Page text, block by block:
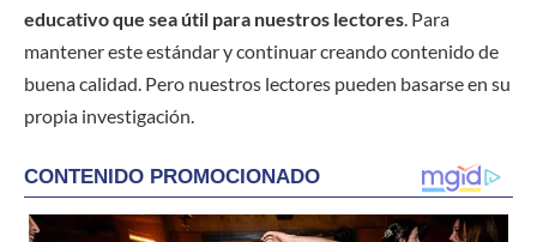
educativo que sea útil para nuestros lectores. Para
mantener este estándar y continuar creando contenido de
buena calidad. Pero nuestros lectores pueden basarse en su
propia investigación.